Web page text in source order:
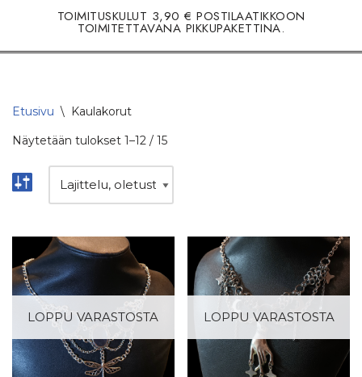
TOIMITUSKULUT 3,90 € POSTILAATIKKOON
TOIMITETTAVANA PIKKUPAKETTINA.
Etusivu \ Kaulakorut
Näytetään tulokset 1–12 / 15
LOPPU VARASTOSTA LOPPU VARASTOSTA